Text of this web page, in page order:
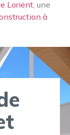
Lorient , une
à